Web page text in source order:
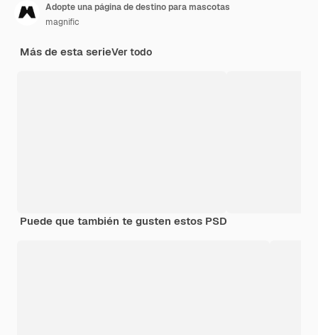
Adopte una página de destino para mascotas
magnific
Más de esta serieVer todo
Puede que también te gusten estos PSD